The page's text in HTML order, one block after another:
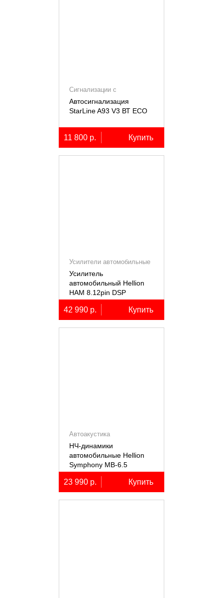
Сигнализации с
автозапуском
Автосигнализация
StarLine A93 V3 ВТ ECO
11 800 р. Купить
Усилители автомобильные
Усилитель
автомобильный Hellion
HAM 8.12pin DSP
десятиканальный,
8x80+2х100Вт (4Ом),
встроенный 12
канальный процессор
42 990 р. Купить
Автоакустика
НЧ-динамики
автомобильные Hellion
Symphony MB-6.5
23 990 р. Купить